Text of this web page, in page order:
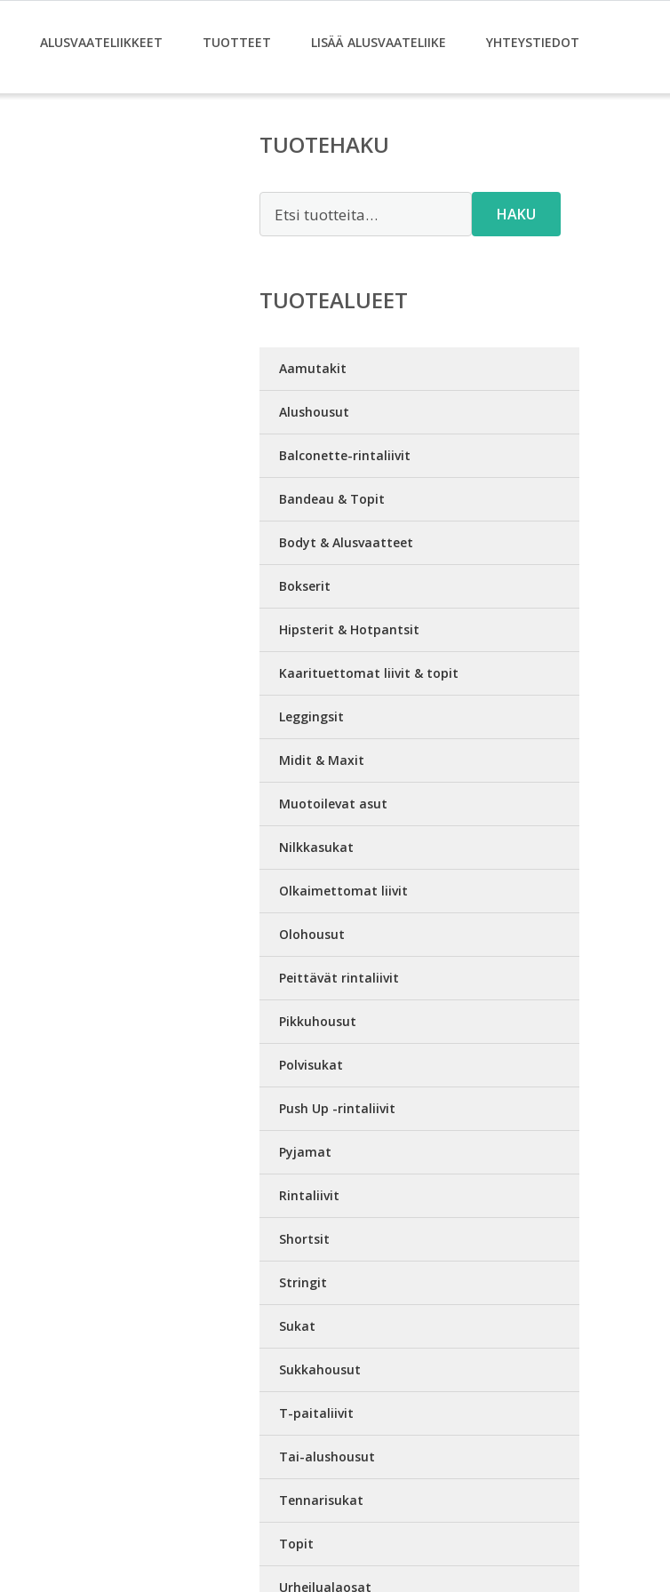
ALUSVAATELIIKKEET TUOTTEET LISÄÄ ALUSVAATELIIKE YHTEYSTIEDOT
TUOTEHAKU
HAKU
TUOTEALUEET
Aamutakit
Alushousut
Balconette-rintaliivit
Bandeau & Topit
Bodyt & Alusvaatteet
Bokserit
Hipsterit & Hotpantsit
Kaarituettomat liivit & topit
Leggingsit
Midit & Maxit
Muotoilevat asut
Nilkkasukat
Olkaimettomat liivit
Olohousut
Peittävät rintaliivit
Pikkuhousut
Polvisukat
Push Up -rintaliivit
Pyjamat
Rintaliivit
Shortsit
Stringit
Sukat
Sukkahousut
T-paitaliivit
Tai-alushousut
Tennarisukat
Topit
Urheilualaosat